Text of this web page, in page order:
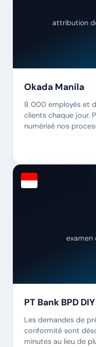
attribution
Okada Manila
8 000 employés et
clients chaque jour.
numérisé nos
examen
PT Bank BPD DIY
Les demandes de
conformité sont
minutes au lieu de